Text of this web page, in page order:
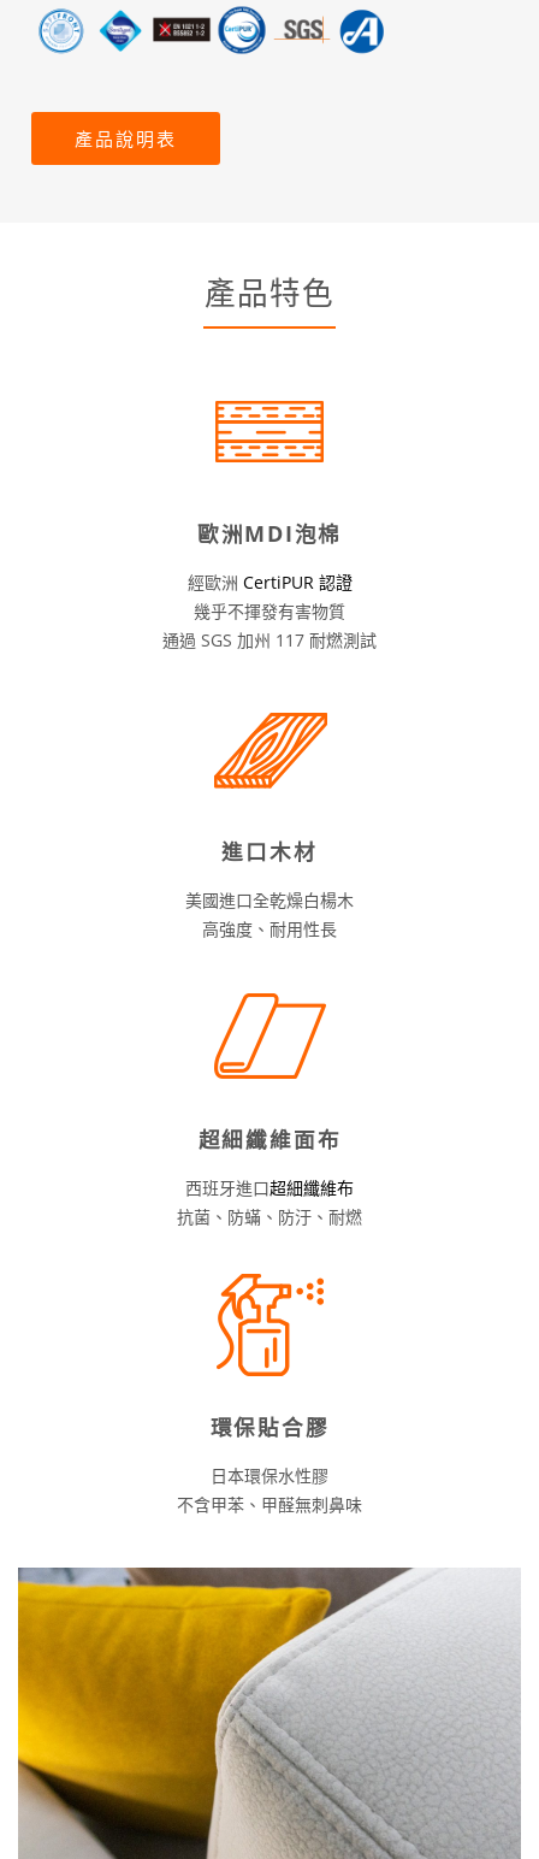
產品說明表
產品特色
歐洲MDI泡棉
經歐洲 CertiPUR 認證
幾乎不揮發有害物質
通過 SGS 加州 117 耐燃測試
進口木材
美國進口全乾燥白楊木
高強度、耐用性長
超細纖維面布
西班牙進口超細纖維布
抗菌、防蟎、防汙、耐燃
環保貼合膠
日本環保水性膠
不含甲苯、甲醛無刺鼻味